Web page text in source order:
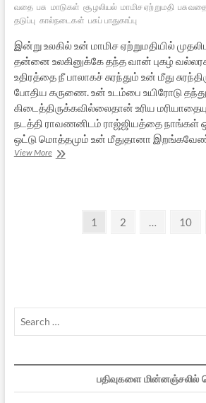
வதை பசு மாடுகள் சூழலியல் மாமிச ஏற்றுமதி
தடுப்பு கால்நடைகள் பசுப் பாதுகாப்பு
இன்று உலகில் உன் மாமிச ஏற்றுமதியில்
தன்னை உலகினுக்கே தந்த வான் புகழ்
உதிரத்தை நீ பாலாகச் சுரந்தும் உன் மீது
போதிய கருணை. உன் உடம்பை உயிரோடு
கிடைத்திருக்கவில்லைதான் உரிய
நடத்தி ராவணனிடம் ராஜ்ஜியத்தை நாங்கள்
ஒட்டு மொத்தமும் உன் மீதுதானா
View Moreஎனதருமை
Page
1 Page
2 … Page
10
பதிவுகளை மின்னஞ்சலில்